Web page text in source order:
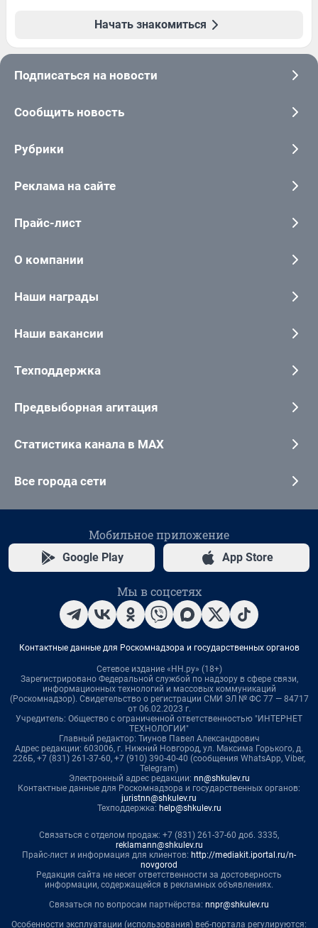
Начать знакомиться
Подписаться на новости
Сообщить новость
Рубрики
Реклама на сайте
Прайс-лист
О компании
Наши награды
Наши вакансии
Техподдержка
Предвыборная агитация
Статистика канала в MAX
Все города сети
Мобильное приложение
Google Play App Store
Мы в соцсетях
Контактные данные для Роскомнадзора и государственных органов
Сетевое издание «НН.ру» (18+)
Зарегистрировано Федеральной службой по надзору в сфере связи,
информационных технологий и массовых коммуникаций
(Роскомнадзор). Свидетельство о регистрации СМИ ЭЛ № ФС 77 — 84717
от 06.02.2023 г.
Учредитель: Общество с ограниченной ответственностью "ИНТЕРНЕТ
ТЕХНОЛОГИИ"
Главный редактор: Тиунов Павел Александрович
Адрес редакции: 603006, г. Нижний Новгород, ул. Максима Горького, д.
226Б, +7 (831) 261-37-60, +7 (910) 390-40-40 (сообщения WhatsApp, Viber,
Telegram)
Электронный адрес редакции: nn@shkulev.ru
Контактные данные для Роскомнадзора и государственных органов:
juristnn@shkulev.ru
Техподдержка: help@shkulev.ru
Связаться с отделом продаж: +7 (831) 261-37-60 доб. 3335,
reklamann@shkulev.ru
Прайс-лист и информация для клиентов: http://mediakit.iportal.ru/n-
novgorod
Редакция сайта не несет ответственности за достоверность
информации, содержащейся в рекламных объявлениях.
Связаться по вопросам партнёрства: nnpr@shkulev.ru
Особенности эксплуатации (использования) веб-портала регулируются: